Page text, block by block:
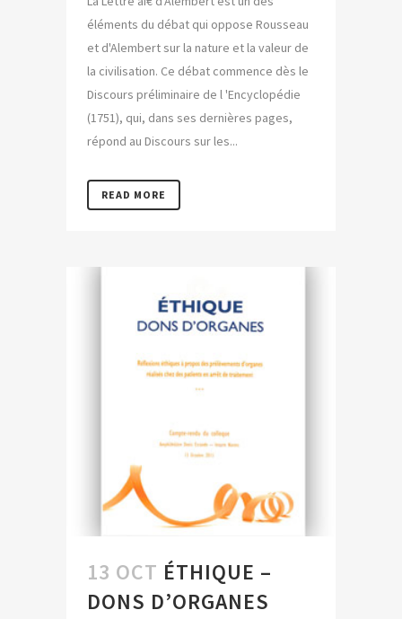
éléments du débat qui oppose Rousseau
et d'Alembert sur la nature et la valeur de
la civilisation. Ce débat commence dès le
Discours préliminaire de l 'Encyclopédie
(1751), qui, dans ses dernières pages,
répond au Discours sur les...
READ MORE
13 OCT ÉTHIQUE –
DONS D’ORGANES